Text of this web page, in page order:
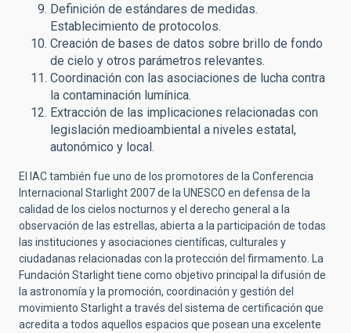
Definición de estándares de medidas.
Establecimiento de protocolos.
Creación de bases de datos sobre brillo de fondo
de cielo y otros parámetros relevantes.
Coordinación con las asociaciones de lucha contra
la contaminación lumínica.
Extracción de las implicaciones relacionadas con
legislación medioambiental a niveles estatal,
autonómico y local.
El IAC también fue uno de los promotores de la Conferencia
Internacional Starlight 2007 de la UNESCO en defensa de la
calidad de los cielos nocturnos y el derecho general a la
observación de las estrellas, abierta a la participación de todas
las instituciones y asociaciones científicas, culturales y
ciudadanas relacionadas con la protección del firmamento. La
Fundación Starlight tiene como objetivo principal la difusión de
la astronomía y la promoción, coordinación y gestión del
movimiento Starlight a través del sistema de certificación que
acredita a todos aquellos espacios que posean una excelente